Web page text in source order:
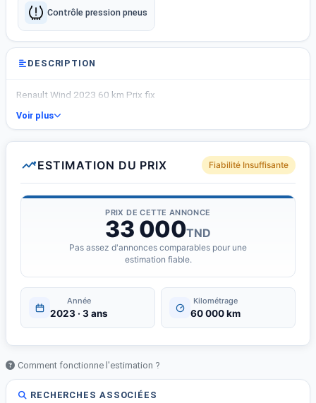
Contrôle pression pneus
DESCRIPTION
Renault Wind 2023 60 km Prix fix
Voir plus
ESTIMATION DU PRIX Fiabilité Insuffisante
PRIX DE CETTE ANNONCE
33 000TND
Pas assez d'annonces comparables pour une
estimation fiable.
Année
2023 · 3 ans
Kilométrage
60 000 km
Comment fonctionne l'estimation ?
RECHERCHES ASSOCIÉES